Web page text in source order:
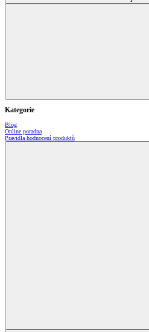
Kategorie
Blog
Online poradna
Pravidla hodnocení produktů